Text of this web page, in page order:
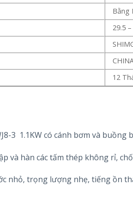
Bằng
29.5
12
3 1.1KW có cánh bơm và buồng
và hàn các tấm thép không rỉ,
nhỏ, trọng lượng nhẹ, tiếng ồn